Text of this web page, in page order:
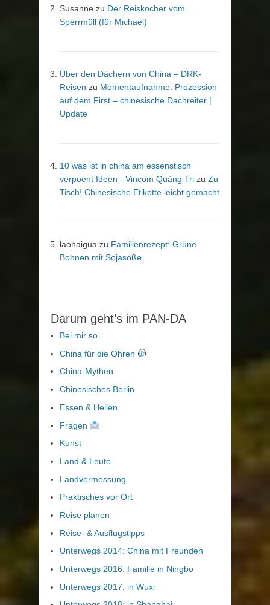
Susanne zu Der Reiskocher vom
Sperrmüll (für Michael)
Über den Dächern von China – DRK-
Reisen zu Momentaufnahme: Prozession
auf dem First – chinesische Dachreiter |
Update
10 was ist in china am essenstisch
verpoent Ideen - Vincom Quảng Trị zu Zu
Tisch! Chinesische Etikette leicht gemacht
laohaigua zu Familienrezept: Grüne
Bohnen mit Sojasoße
Darum geht’s im PAN-DA
Bei mir so
China für die Ohren
China-Mythen
Chinesisches Berlin
Essen & Heilen
Fragen
Kunst
Land & Leute
Landvermessung
Praktisches vor Ort
Reise planen
Reise- & Ausflugstipps
Unterwegs 2014: China mit Freunden
Unterwegs 2016: Familie in Ningbo
Unterwegs 2017: in Wuxi